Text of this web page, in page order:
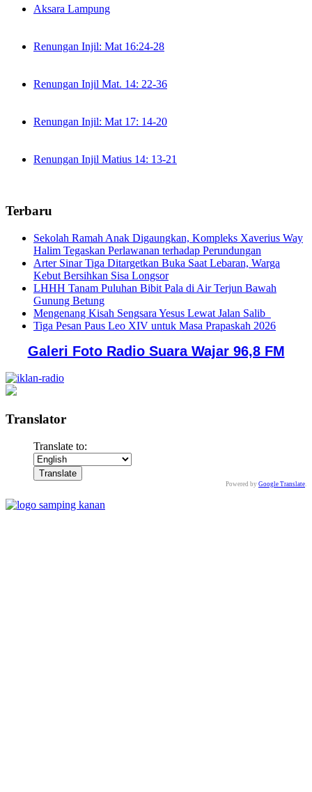
Aksara Lampung
Renungan Injil: Mat 16:24-28
Renungan Injil Mat. 14: 22-36
Renungan Injil: Mat 17: 14-20
Renungan Injil Matius 14: 13-21
Terbaru
Sekolah Ramah Anak Digaungkan, Kompleks Xaverius Way
Halim Tegaskan Perlawanan terhadap Perundungan
Arter Sinar Tiga Ditargetkan Buka Saat Lebaran, Warga
Kebut Bersihkan Sisa Longsor
LHHH Tanam Puluhan Bibit Pala di Air Terjun Bawah
Gunung Betung
Mengenang Kisah Sengsara Yesus Lewat Jalan Salib
Tiga Pesan Paus Leo XIV untuk Masa Prapaskah 2026
Galeri Foto Radio Suara Wajar 96,8 FM
Translator
Translate to:
Powered by Google Translate